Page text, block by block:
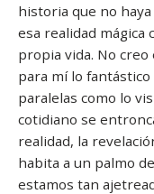
historia que no
esa realidad mágica
propia vida. No creo
para mí lo
paralelas como lo
cotidiano se
realidad, la
habita a un palmo
estamos tan